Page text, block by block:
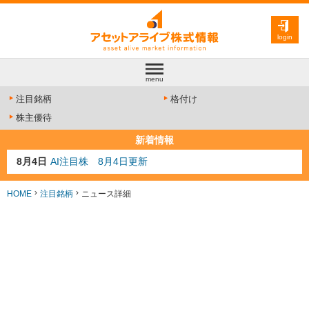
login
menu
注目銘柄
格付け
株主優待
新着情報
8月4日 AI注目株 8月4日更新
8月3日 人気業種注目株 8月3日更新
8月2日 金融注目株 8月2日更新
HOME 注目銘柄 ニュース詳細